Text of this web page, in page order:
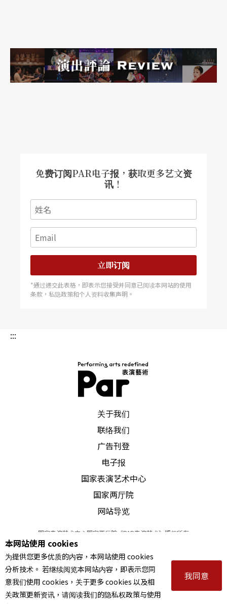
注：今年的PQ总共颁出一个金牌奖，两个银牌奖，
和两个铜牌奖。
免费订阅PAR电子报，获取更多艺文资
讯！
立即订阅
*通过递交此表格，即表示您接受并同意已阅读本网站的使用
条款，私隐政策和个人资料收集声明。
:::
关于我们
联络我们
广告刊登
电子报
国家表演艺术中心
国家两厅院
网站导览
国家表演艺术中心国家两厅院《PAR表演艺术》版权所有
© 2022Performing arts redefined. All Rights Reserved
统一编号 Tax Id number 00973926
本站所提供相关演出资讯，如有异动应以主办单位公告为准。
服务条款｜隐私权声明｜著作权声明
本网站使用 cookies
为提供您更多优质的内容，本网站使用 cookies
分析技术。 若继续阅览本网站内容，即表示您同
意我们使用 cookies，关于更多 cookies 以及相
关政策更新资讯，请阅读我们的隐私权政策与使用
我同意